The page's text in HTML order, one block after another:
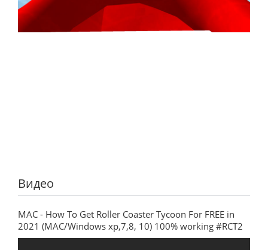
Видео
MAC - How To Get Roller Coaster Tycoon For FREE in
2021 (MAC/Windows xp,7,8, 10) 100% working #RCT2